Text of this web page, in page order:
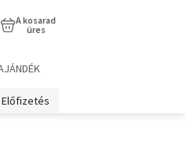
A kosarad
üres
Előfizetés